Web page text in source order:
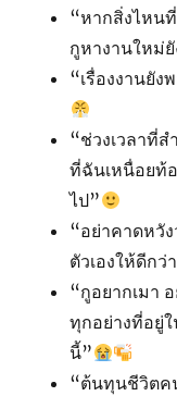
“หากสิ่งไหน
กูหางานใหม่
“เรื่องงานยัง
“ช่วงเวลาที่
ที่ฉันเหนื่อยท้
ไป”
“อย่าคาดหวัง
ตัวเองให้ดีก
“กูอยากเมา
ทุกอย่างที่อยู่
นี้”
“ต้นทุนชีวิตค